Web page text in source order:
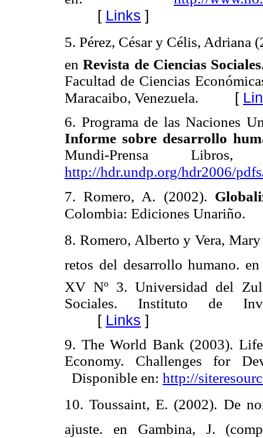
[ Links ]
5. Pérez, César y Célis, Adriana
enRevista de Ciencias
Facultad de Ciencias
Maracaibo, Venezuela.
[
6. Programa de las Naciones
Informe sobre desarrollo
Mundi-Prensa
http://hdr.undp.org/hdr2006/
7. Romero, A. (2002).
Colombia: Ediciones Unariño.
8. Romero, Alberto y Vera,
retos del desarrollo humano.
XV Nº 3. Universidad del
Sociales. Instituto de
[ Links ]
9. The World Bank (2003).
Economy. Challenges for
Disponible en: http://
10. Toussaint, E. (2002). De
ajuste. en Gambina, J.